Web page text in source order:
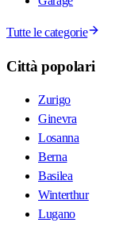
Tutte le categorie
Città popolari
Zurigo
Ginevra
Losanna
Berna
Basilea
Winterthur
Lugano